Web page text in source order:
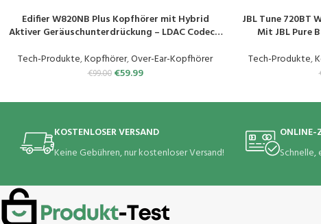
PRODUKT KAUFEN
Edifier W820NB Plus Kopfhörer mit Hybrid
Aktiver Geräuschunterdrückung – LDAC Codec –
Schnellladefunktion – 49 Stunden Spielzeit –
Over Ear Bluetooth V5.2 – Schwarz
Tech-Produkte,Kopfhörer,Over-Ear-Kopfhörer
€99.00 €59.99
PRODUKT KAUFEN
JBL Tune 720BT
Mit JBL Pure
Tech-Produkte,
KOSTENLOSER VERSAND
Keine Gebühren, nur kostenloser Versand!
ONLINE-
Schnelle,